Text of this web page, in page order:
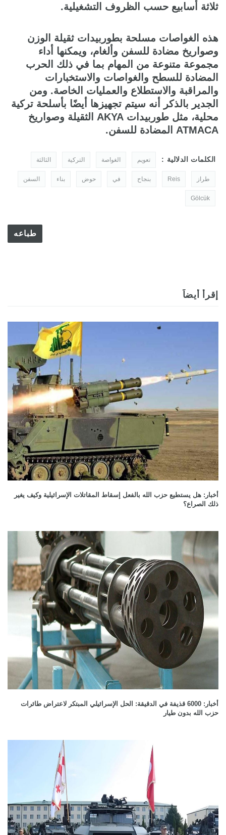
ثلاثة أسابيع حسب الظروف التشغيلية.
هذه الغواصات مسلحة بطوربيدات ثقيلة الوزن
وصواريخ مضادة للسفن وألغام، ويمكنها أداء
مجموعة متنوعة من المهام بما في ذلك الحرب
المضادة للسطح والغواصات والاستخبارات
والمراقبة والاستطلاع والعمليات الخاصة. ومن
الجدير بالذكر أنه سيتم تجهيزها أيضًا بأسلحة تركية
محلية، مثل طوربيدات AKYA الثقيلة وصواريخ
ATMACA المضادة للسفن.
الكلمات الدلالية : تعويم الغواصة التركية الثالثة
طراز Reis بنجاح في حوض بناء السفن
Gölcük
طباعه
إقرأ أيضاً
أخبار: هل يستطيع حزب الله بالفعل إسقاط المقاتلات الإسرائيلية وكيف يغير
ذلك الصراع؟
أخبار: 6000 قذيفة في الدقيقة: الحل الإسرائيلي المبتكر لاعتراض طائرات
حزب الله بدون طيار